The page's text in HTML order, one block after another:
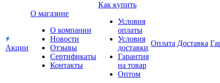
Акции
О магазине
О компании
Новости
Отзывы
Сертификаты
Контакты
Как купить
Условия
оплаты
Условия
доставки
Гарантия
на товар
Оптом
Оплата Доставка